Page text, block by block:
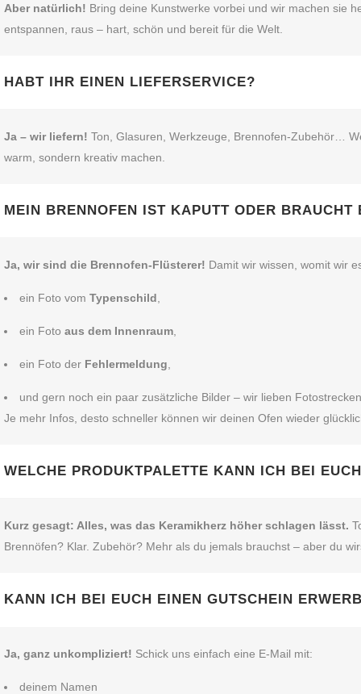
Aber natürlich! Bring deine Kunstwerke vorbei und wir machen sie
entspannen, raus – hart, schön und bereit für die Welt.
HABT IHR EINEN LIEFERSERVICE?
Ja – wir liefern! Ton, Glasuren, Werkzeuge, Brennofen‑Zubehör…
warm, sondern kreativ machen.
MEIN BRENNOFEN IST KAPUTT ODER
Ja, wir sind die Brennofen‑Flüsterer! Damit wir wissen, womit wir
ein Foto vom Typenschild
ein Foto aus dem Innenraum
ein Foto der Fehlermeldung
und gern noch ein paar zusätzliche Bilder – wir lieben
Je mehr Infos, desto schneller können wir deinen Ofen wieder
WELCHE PRODUKTPALETTE KANN ICH BEI
Kurz gesagt: Alles, was das Keramikherz höher schlagen lässt.
Brennöfen? Klar. Zubehör? Mehr als du jemals brauchst – aber du
KANN ICH BEI EUCH EINEN GUTSCHEIN
Ja, ganz unkompliziert! Schick uns einfach eine E‑Mail mit:
deinem Namen